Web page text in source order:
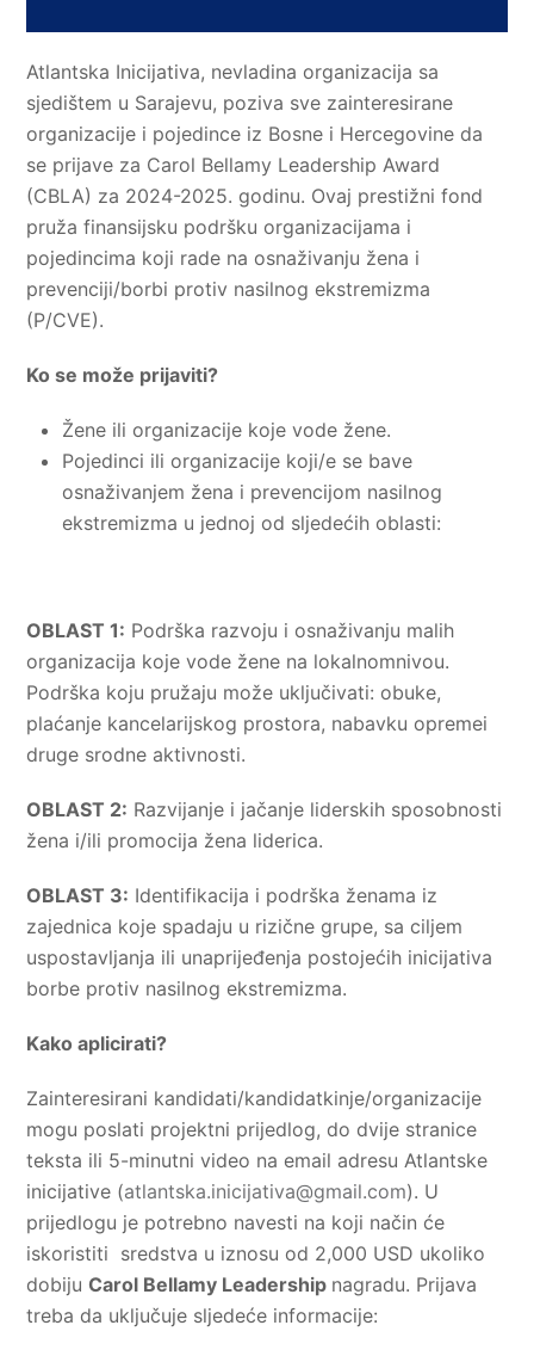
Atlantska Inicijativa, nevladina organizacija sa
sjedištem u Sarajevu, poziva sve zainteresirane
organizacije i pojedince iz Bosne i Hercegovine da
se prijave za Carol Bellamy Leadership Award
(CBLA) za 2024-2025. godinu. Ovaj prestižni fond
pruža finansijsku podršku organizacijama i
pojedincima koji rade na osnaživanju žena i
prevenciji/borbi protiv nasilnog ekstremizma
(P/CVE).
Ko se može prijaviti?
Žene ili organizacije koje vode žene.
Pojedinci ili organizacije koji/e se bave
osnaživanjem žena i prevencijom nasilnog
ekstremizma u jednoj od sljedećih oblasti:
OBLAST 1: Podrška razvoju i osnaživanju malih
organizacija koje vode žene na lokalnomnivou.
Podrška koju pružaju može uključivati: obuke,
plaćanje kancelarijskog prostora, nabavku opremei
druge srodne aktivnosti.
OBLAST 2: Razvijanje i jačanje liderskih sposobnosti
žena i/ili promocija žena liderica.
OBLAST 3: Identifikacija i podrška ženama iz
zajednica koje spadaju u rizične grupe, sa ciljem
uspostavljanja ili unaprijeđenja postojećih inicijativa
borbe protiv nasilnog ekstremizma.
Kako aplicirati?
Zainteresirani kandidati/kandidatkinje/organizacije
mogu poslati projektni prijedlog, do dvije stranice
teksta ili 5-minutni video na email adresu Atlantske
inicijative (atlantska.inicijativa@gmail.com). U
prijedlogu je potrebno navesti na koji način će
iskoristiti sredstva u iznosu od 2,000 USD ukoliko
dobiju Carol Bellamy Leadership nagradu. Prijava
treba da uključuje sljedeće informacije: